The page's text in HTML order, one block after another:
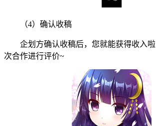
（4）确认收稿
企划方确认收稿后，您就能获得收入啦
次合作进行评价~